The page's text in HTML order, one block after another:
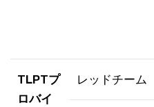
TLPTプ
ロバイ
レッドチーム